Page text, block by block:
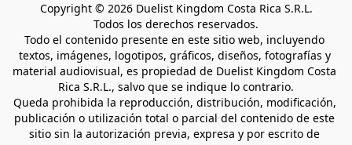
Copyright © 2026 Duelist Kingdom Costa Rica S.R.L.
Todos los derechos reservados.
Todo el contenido presente en este sitio web, incluyendo
textos, imágenes, logotipos, gráficos, diseños, fotografías y
material audiovisual, es propiedad de Duelist Kingdom Costa
Rica S.R.L., salvo que se indique lo contrario.
Queda prohibida la reproducción, distribución, modificación,
publicación o utilización total o parcial del contenido de este
sitio sin la autorización previa, expresa y por escrito de